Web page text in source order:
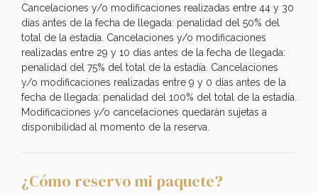
Cancelaciones y/o modificaciones realizadas entre 44 y 30
días antes de la fecha de llegada: penalidad del 50% del
total de la estadía. Cancelaciones y/o modificaciones
realizadas entre 29 y 10 días antes de la fecha de llegada:
penalidad del 75% del total de la estadía. Cancelaciones
y/o modificaciones realizadas entre 9 y 0 días antes de la
fecha de llegada: penalidad del 100% del total de la estadía.
Modificaciones y/o cancelaciones quedarán sujetas a
disponibilidad al momento de la reserva.
¿Cómo reservo mi paquete?